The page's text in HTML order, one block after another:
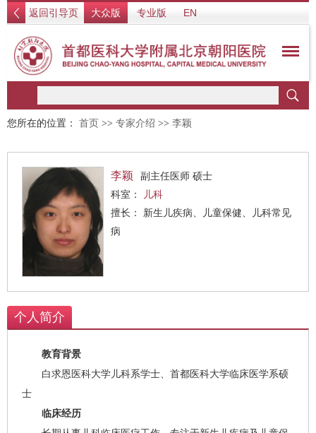
返回引导页 大众版 专业版 EN
您所在的位置： 首页 >> 专家介绍 >> 李颖
李颖
副主任医师 硕士
科室：
儿科
擅长： 新生儿疾病、儿童保健、儿科常见
病
个人简介
教育背景
白求恩医科大学儿科系学士、首都医科大学临床医学系硕
士
临床经历